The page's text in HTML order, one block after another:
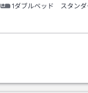
1ダブルベッド スタンダ